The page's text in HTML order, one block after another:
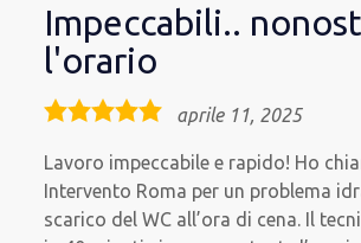
Impeccabili..
l'orario
5,0
aprile 11, 2025
Lavoro impeccabile e rapido! Ho
Intervento Roma per un problema
scarico del WC all’ora di cena. Il